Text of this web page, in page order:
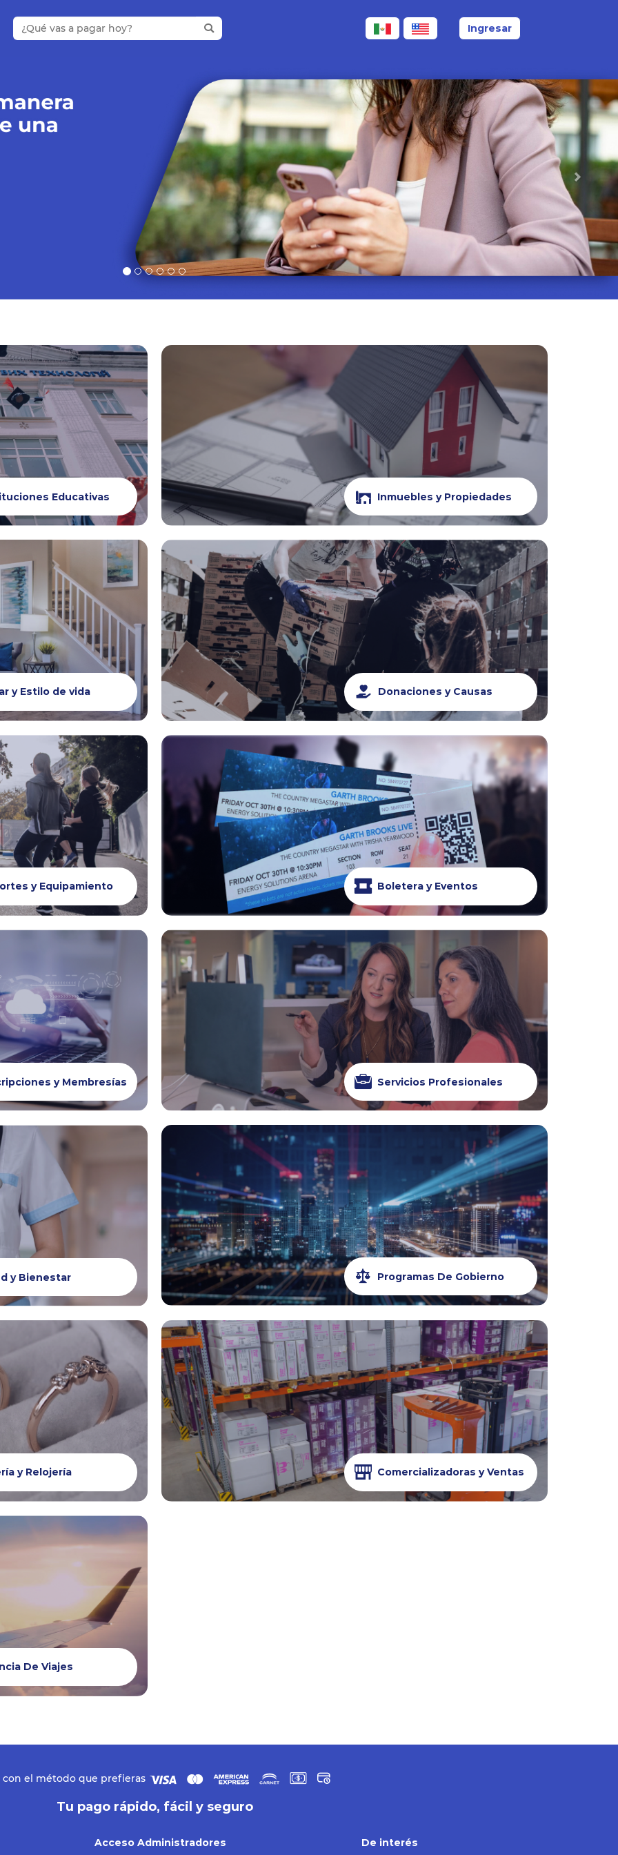
Ingresar
Educativas Inmuebles y Propiedades
y Estilo de vida Donaciones y Causas
y Equipamiento Boletera y Eventos
y Membresías Servicios Profesionales
y Bienestar Programas De Gobierno
y Relojería Comercializadoras y Ventas
De Viajes
con el método que prefieras
Tu pago rápido, fácil y seguro
Acceso Administradores De interés